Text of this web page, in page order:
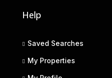
Help
Saved Searches
My Properties